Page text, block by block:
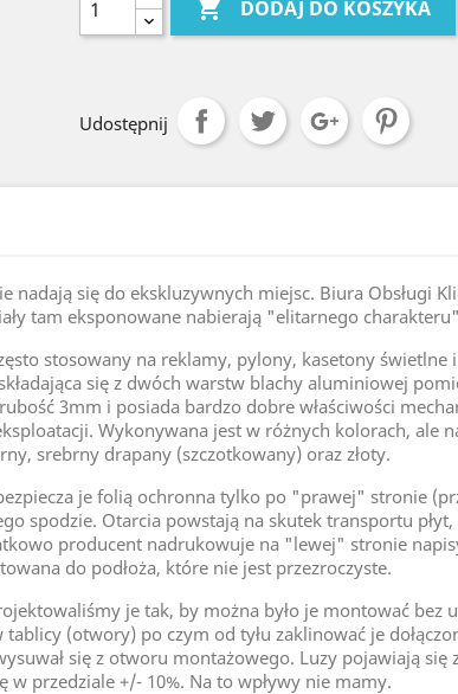
 DODAJ DO KOSZYKA
Udostępnij
się do ekskluzywnych miejsc. Biura Obsługi
tam eksponowane nabierają "elitarnego
stosowany na reklamy, pylony, kasetony
się z dwóch warstw blachy aluminiowej
3mm i posiada bardzo dobre właściwości
Wykonywana jest w różnych kolorach, ale
srebrny drapany (szczotkowany) oraz złoty.
je folią ochronna tylko po "prawej" stronie
spodzie. Otarcia powstają na skutek transportu
producent nadrukowuje na "lewej" stronie
do podłoża, które nie jest przezroczyste.
je tak, by można było je montować bez
(otwory) po czym od tyłu zaklinować je
się z otworu montażowego. Luzy pojawiają się
w przedziale +/- 10%. Na to wpływy nie mamy.